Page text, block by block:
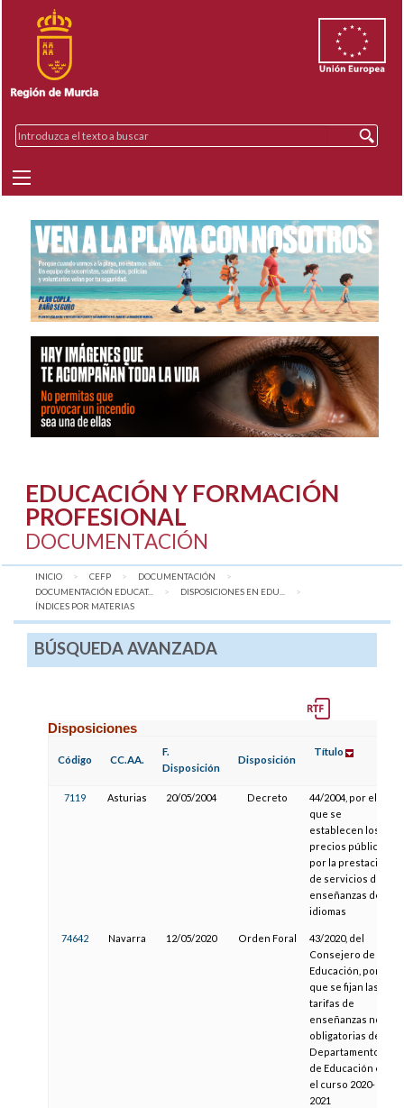
EDUCACIÓN Y FORMACIÓN
PROFESIONAL
DOCUMENTACIÓN
INICIO CEFP
DOCUMENTACIÓN
DOCUMENTACIÓN EDUCAT...
DISPOSICIONES EN EDU...
AQUÍ:
ÍNDICES POR MATERIAS
BÚSQUEDA AVANZADA
Disposiciones
Código CC.AA.
F.
Disposición
Disposición
Título
7119 Asturias 20/05/2004 Decreto
44/2004, por el
que se
establecen los
precios públicos
por la prestación
de servicios de
enseñanzas de
idiomas
74642 Navarra 12/05/2020 Orden Foral
43/2020, del
Consejero de
Educación, por la
que se fijan las
tarifas de
enseñanzas no
obligatorias del
Departamento
de Educación en
el curso 2020-
2021